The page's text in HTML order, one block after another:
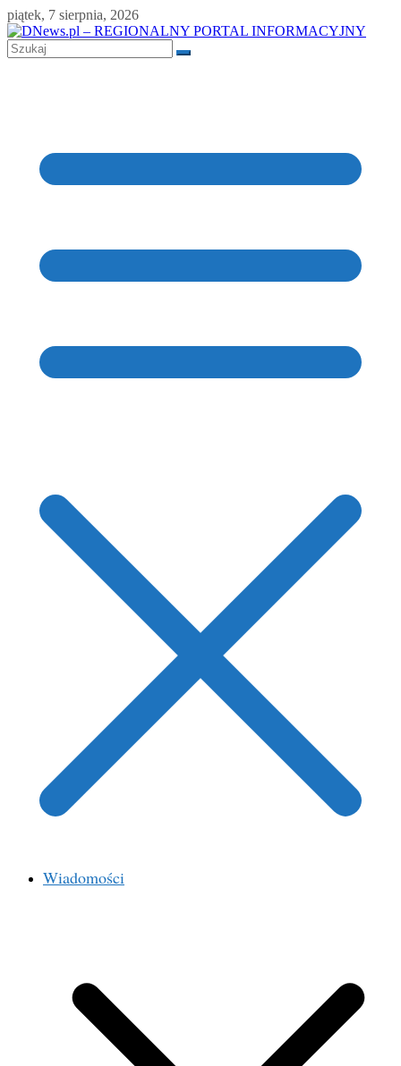
Skip
to
content
piątek, 7 sierpnia, 2026
Wiadomości